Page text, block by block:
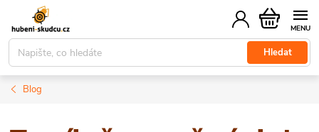
obsah
Hledat
Nákupní
košík
Blog